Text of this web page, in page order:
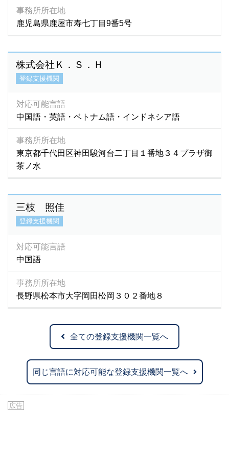
事務所所在地
鹿児島県鹿屋市寿七丁目9番5号
株式会社Ｋ．Ｓ．Ｈ
登録支援機関
対応可能言語
中国語・英語・ベトナム語・インドネシア語
事務所所在地
東京都千代田区神田駿河台二丁目１番地３４プラザ御
茶ノ水
三枝 照佳
登録支援機関
対応可能言語
中国語
事務所所在地
長野県松本市大字岡田松岡３０２番地８
全ての登録支援機関一覧へ
同じ言語に対応可能な登録支援機関一覧へ
広告